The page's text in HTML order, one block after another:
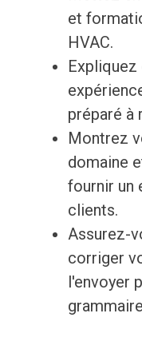
et
HVAC.
préparé à
Montrez
domaine
fournir un
clients.
Assurez-
corriger
l'envoyer